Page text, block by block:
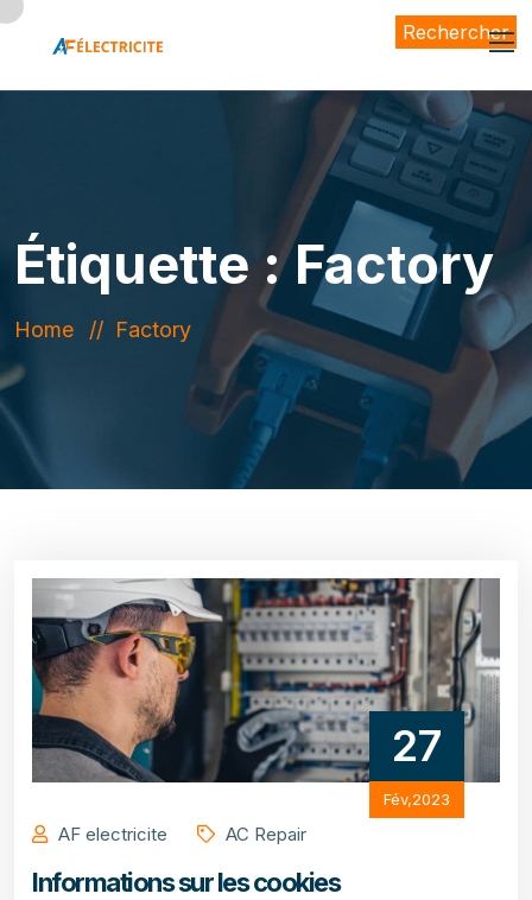
Étiquette :Factory
Home Factory
27
Fév,2023
AF electricite AC Repair
Informations sur les cookies
Rechercher